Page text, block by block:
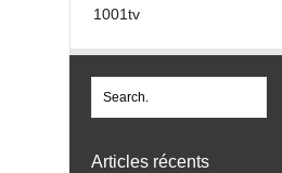
1001tv
Articles récents